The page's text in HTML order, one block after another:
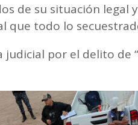
de su situación legal
que todo lo
judicial por el delito de